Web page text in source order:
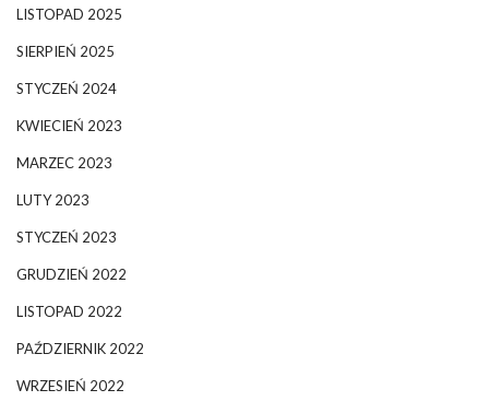
LISTOPAD 2025
SIERPIEŃ 2025
STYCZEŃ 2024
KWIECIEŃ 2023
MARZEC 2023
LUTY 2023
STYCZEŃ 2023
GRUDZIEŃ 2022
LISTOPAD 2022
PAŹDZIERNIK 2022
WRZESIEŃ 2022